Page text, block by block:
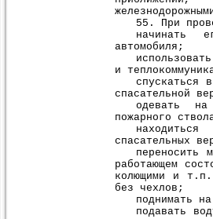
55. При
начинать
автомобиля;
и
спускаться
спасательной
одевать
пожарного
спасательных
переносить
работающем
колющими и
без чехлов;
поднимать
подавать